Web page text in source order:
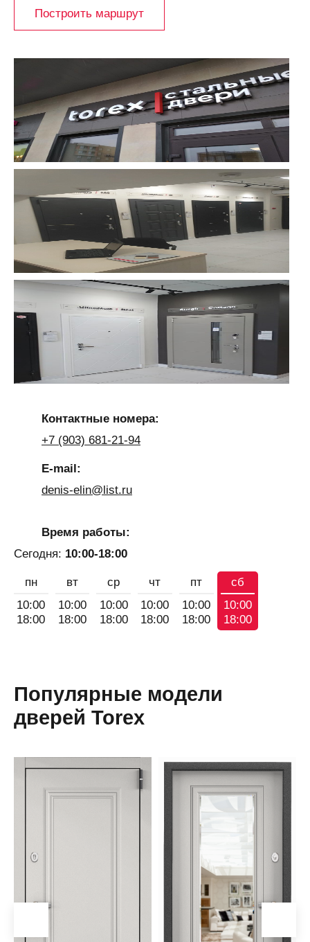
Построить маршрут
Контактные номера:
+7 (903) 681-21-94
E-mail:
denis-elin@list.ru
Время работы:
Сегодня: 10:00-18:00
пн
10:00
18:00
вт
10:00
18:00
ср
10:00
18:00
чт
10:00
18:00
пт
10:00
18:00
сб
10:00
18:00
Популярные модели
дверей Torex